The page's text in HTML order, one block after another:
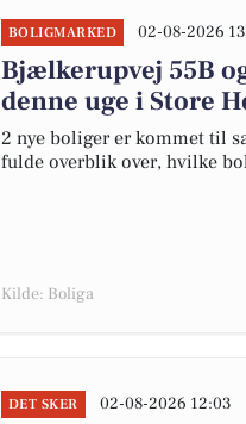
BOLIGMARKED 02-08-2026
Bjælkerupvej 55B
denne uge i Store
2 nye boliger er kommet til
fulde overblik over, hvilke
Kilde: Boliga
DET SKER 02-08-2026 12:03